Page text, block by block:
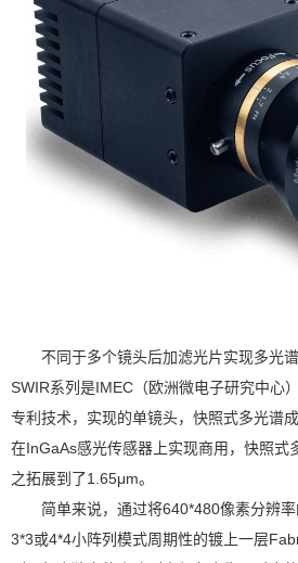
不同于多个镜头后加滤光片实现多光
SWIR系列是IMEC（欧洲微电子研究中心
专利技术，实现的单镜头，快照式多光谱
在InGaAs感光传感器上实现商用，快照式
之拓展到了1.65μm。
简单来说，通过将640*480像素分辨
3*3或4*4小阵列模式周期性的镀上一层